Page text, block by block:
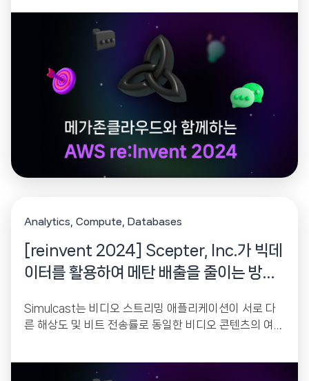
Analytics Compute Databases
[reinvent 2024] Scepter, Inc.가 빅데
이터를 활용하여 메탄 배출을 줄이는 방법
Simulcast는 비디오 스트리밍 애플리케이션이 서로 다
른 해상도 및 비트 전송률로 동일한 비디오 콘텐츠의 여러